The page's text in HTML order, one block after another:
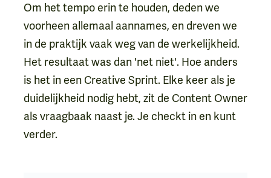
Om het tempo erin te houden, deden we
voorheen allemaal aannames, en dreven we
in de praktijk vaak weg van de werkelijkheid.
Het resultaat was dan 'net niet'. Hoe anders
is het in een Creative Sprint. Elke keer als je
duidelijkheid nodig hebt, zit de Content Owner
als vraagbaak naast je. Je checkt in en kunt
verder.